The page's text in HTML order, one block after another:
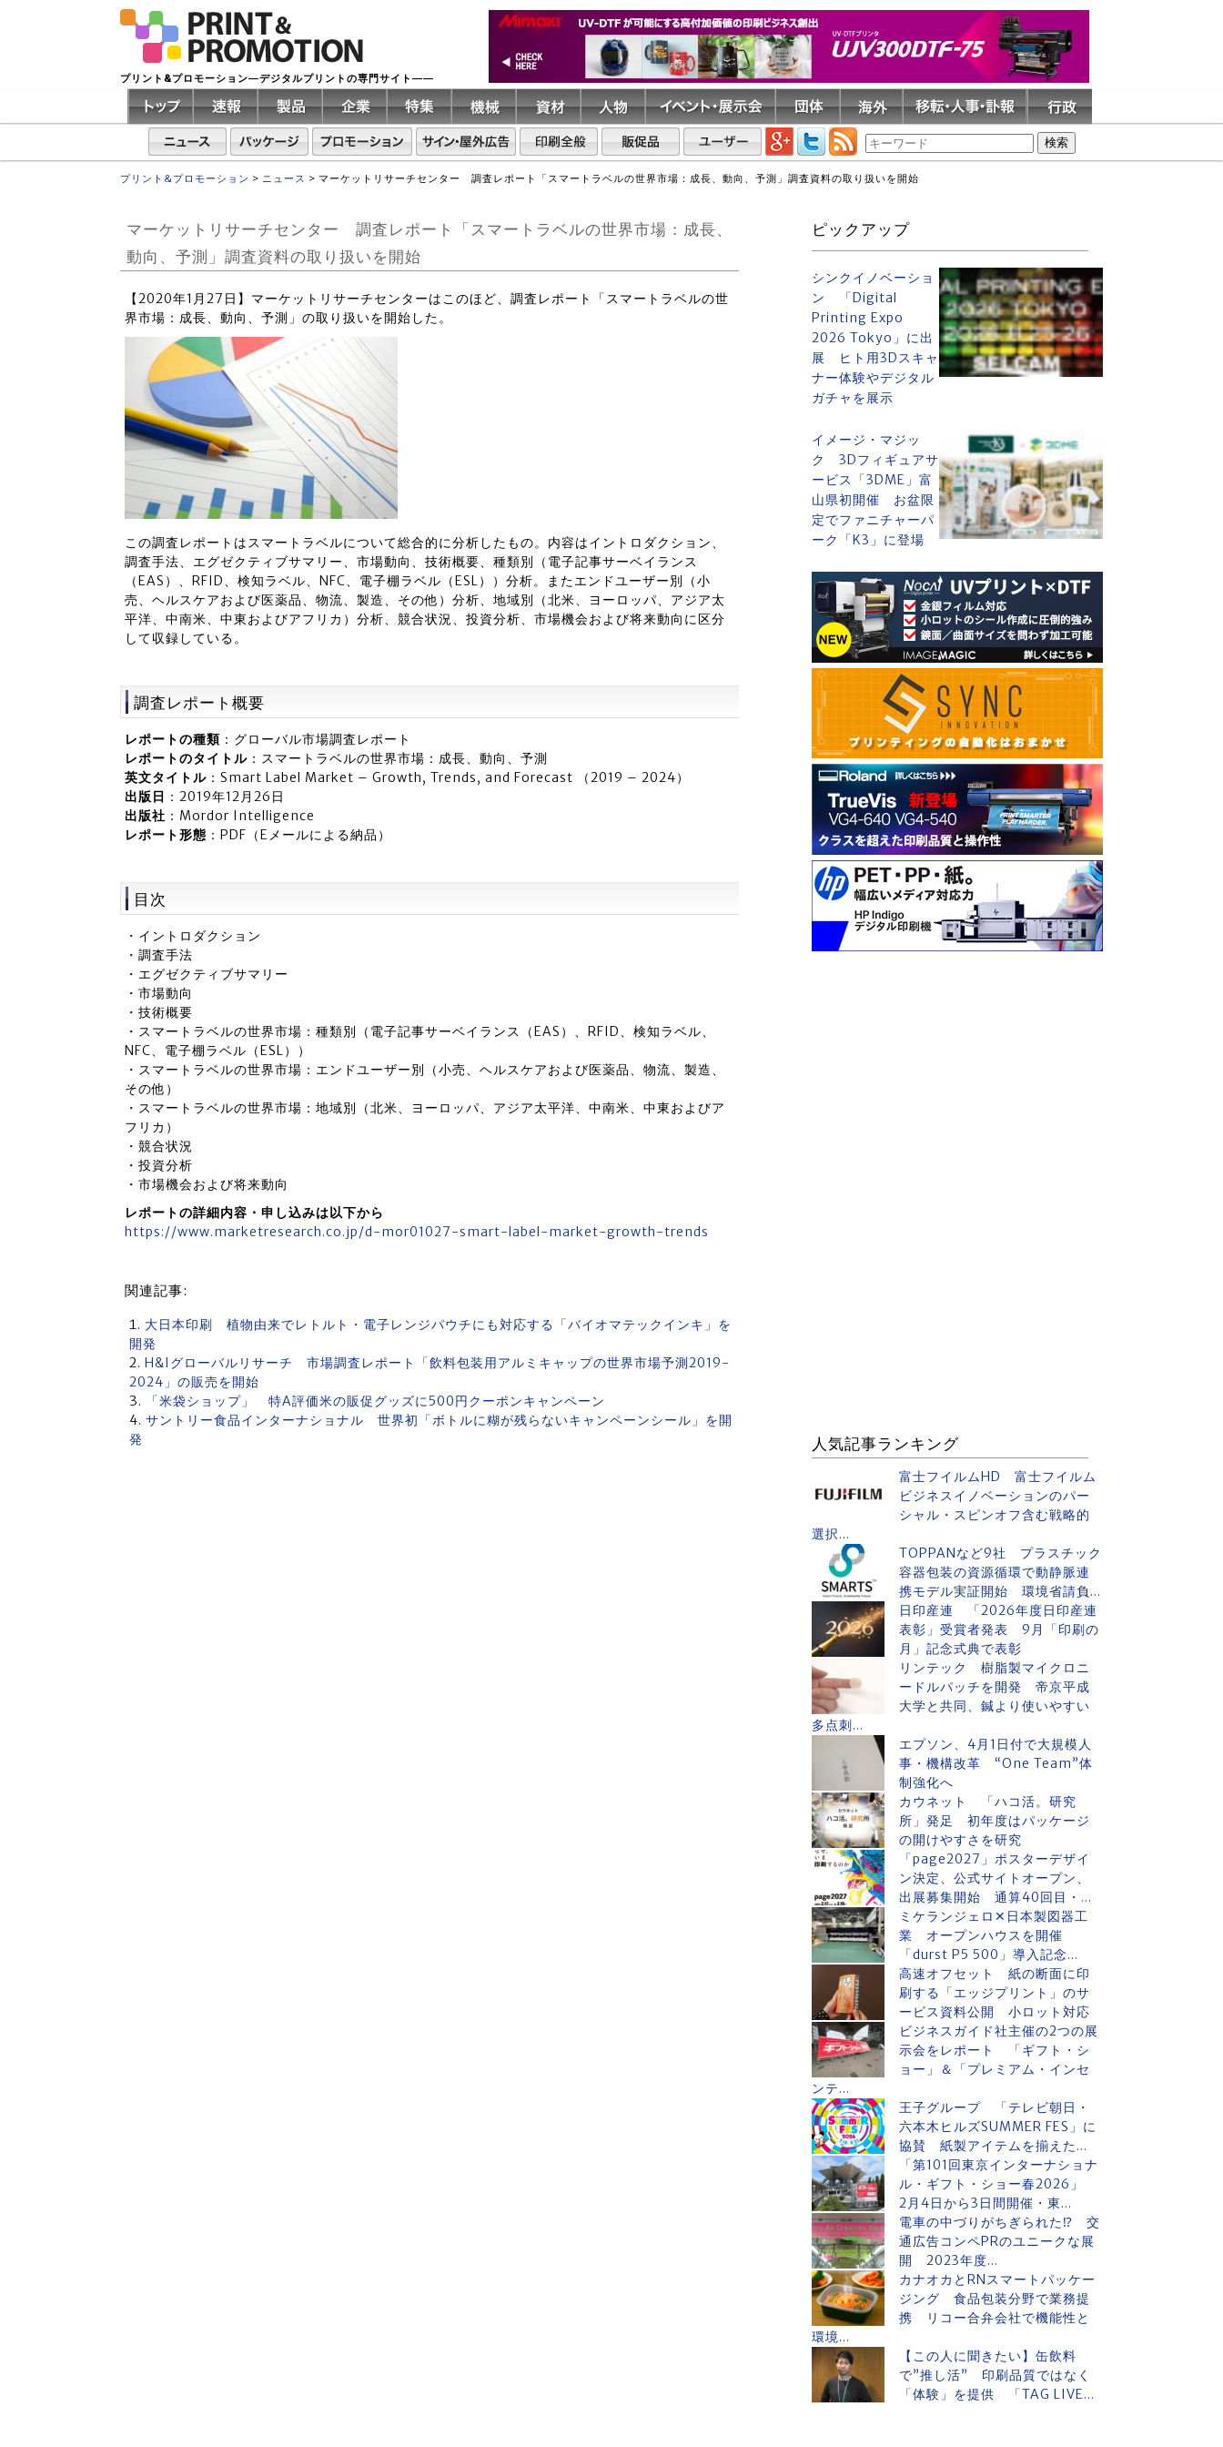
プリント&プロモーション―デジタルプリントの専門サイト――
プリント&プロモーション > ニュース > マーケットリサーチセンター 調査レポート「スマートラベルの世界市場：成長、動向、予測」調査資料の取り扱いを開始
マーケットリサーチセンター 調査レポート「スマートラベルの世界市場：成長、
動向、予測」調査資料の取り扱いを開始
【2020年1月27日】マーケットリサーチセンターはこのほど、調査レポート「スマートラベルの世
界市場：成長、動向、予測」の取り扱いを開始した。
この調査レポートはスマートラベルについて総合的に分析したもの。内容はイントロダクション、
調査手法、エグゼクティブサマリー、市場動向、技術概要、種類別（電子記事サーベイランス
（EAS）、RFID、検知ラベル、NFC、電子棚ラベル（ESL））分析。またエンドユーザー別（小
売、ヘルスケアおよび医薬品、物流、製造、その他）分析、地域別（北米、ヨーロッパ、アジア太
平洋、中南米、中東およびアフリカ）分析、競合状況、投資分析、市場機会および将来動向に区分
して収録している。
調査レポート概要
レポートの種類 ：グローバル市場調査レポート
レポートのタイトル ：スマートラベルの世界市場：成長、動向、予測
英文タイトル ：Smart Label Market – Growth, Trends, and Forecast （2019 – 2024）
出版日 ：2019年12月26日
出版社 ：Mordor Intelligence
レポート形態 ：PDF（Eメールによる納品）
目次
・イントロダクション
・調査手法
・エグゼクティブサマリー
・市場動向
・技術概要
・スマートラベルの世界市場：種類別（電子記事サーベイランス（EAS）、RFID、検知ラベル、
NFC、電子棚ラベル（ESL））
・スマートラベルの世界市場：エンドユーザー別（小売、ヘルスケアおよび医薬品、物流、製造、
その他）
・スマートラベルの世界市場：地域別（北米、ヨーロッパ、アジア太平洋、中南米、中東およびア
フリカ）
・競合状況
・投資分析
・市場機会および将来動向
レポートの詳細内容・申し込みは以下から
https://www.marketresearch.co.jp/d-mor01027-smart-label-market-growth-trends
関連記事:
大日本印刷 植物由来でレトルト・電子レンジパウチにも対応する「バイオマテックインキ」を
開発
H&Iグローバルリサーチ 市場調査レポート「飲料包装用アルミキャップの世界市場予測2019-
2024」の販売を開始
「米袋ショップ」 特A評価米の販促グッズに500円クーポンキャンペーン
サントリー食品インターナショナル 世界初「ボトルに糊が残らないキャンペーンシール」を開
発
ピックアップ
シンクイノベーショ
ン 「Digital
Printing Expo
2026 Tokyo」に出
展 ヒト用3Dスキャ
ナー体験やデジタル
ガチャを展示
イメージ・マジッ
ク 3Dフィギュアサ
ービス「3DME」富
山県初開催 お盆限
定でファニチャーパ
ーク「K3」に登場
人気記事ランキング
富士フイルムHD 富士フイルム
ビジネスイノベーションのパー
シャル・スピンオフ含む戦略的
選択...
TOPPANなど9社 プラスチック
容器包装の資源循環で動静脈連
携モデル実証開始 環境省請負...
日印産連 「2026年度日印産連
表彰」受賞者発表 9月「印刷の
月」記念式典で表彰
リンテック 樹脂製マイクロニ
ードルパッチを開発 帝京平成
大学と共同、鍼より使いやすい
多点刺...
エプソン、4月1日付で大規模人
事・機構改革 “One Team”体
制強化へ
カウネット 「ハコ活。研究
所」発足 初年度はパッケージ
の開けやすさを研究
「page2027」ポスターデザイ
ン決定、公式サイトオープン、
出展募集開始 通算40回目・...
ミケランジェロ✕日本製図器工
業 オープンハウスを開催
「durst P5 500」導入記念...
高速オフセット 紙の断面に印
刷する「エッジプリント」のサ
ービス資料公開 小ロット対応
ビジネスガイド社主催の2つの展
示会をレポート 「ギフト・シ
ョー」＆「プレミアム・インセ
ンテ...
王子グループ 「テレビ朝日・
六本木ヒルズSUMMER FES」に
協賛 紙製アイテムを揃えた...
「第101回東京インターナショナ
ル・ギフト・ショー春2026」
2月4日から3日間開催・東...
電車の中づりがちぎられた⁉ 交
通広告コンペPRのユニークな展
開 2023年度...
カナオカとRNスマートパッケー
ジング 食品包装分野で業務提
携 リコー合弁会社で機能性と
環境...
【この人に聞きたい】缶飲料
で”推し活” 印刷品質ではなく
「体験」を提供 「TAG LIVE...